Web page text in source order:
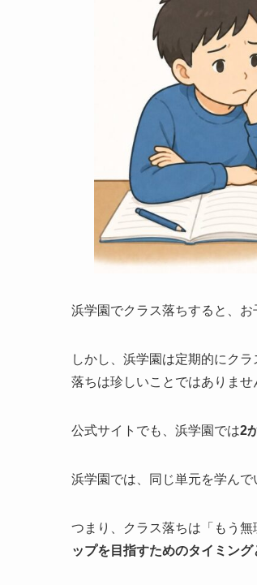
浜学園でクラス落ちすると、お
しかし、浜学園は定期的にク
落ちは珍しいことではありませ
公式サイトでも、浜学園では2
浜学園では、同じ単元を学ん
つまり、クラス落ちは「もう無
ップを目指すためのタイミング